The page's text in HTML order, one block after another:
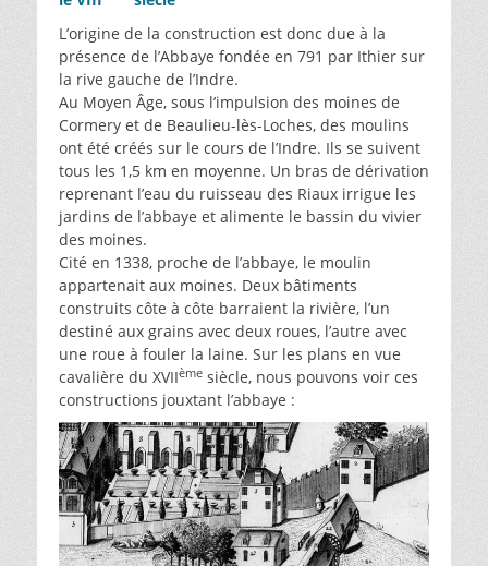
L’origine de la construction est donc due à la
présence de l’Abbaye fondée en 791 par Ithier sur
la rive gauche de l’Indre.
Au Moyen Âge, sous l’impulsion des moines de
Cormery et de Beaulieu-lès-Loches, des moulins
ont été créés sur le cours de l’Indre. Ils se suivent
tous les 1,5 km en moyenne. Un bras de dérivation
reprenant l’eau du ruisseau des Riaux irrigue les
jardins de l’abbaye et alimente le bassin du vivier
des moines.
Cité en 1338, proche de l’abbaye, le moulin
appartenait aux moines. Deux bâtiments
construits côte à côte barraient la rivière, l’un
destiné aux grains avec deux roues, l’autre avec
une roue à fouler la laine. Sur les plans en vue
cavalière du XVIIème siècle, nous pouvons voir ces
constructions jouxtant l’abbaye :